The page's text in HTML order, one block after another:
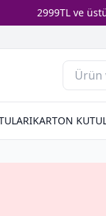
2999TL ve
KARTON